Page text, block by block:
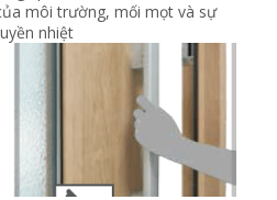
môi trường, mối mọt và sự
nhiệt